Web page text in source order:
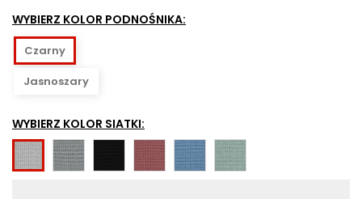
WYBIERZ KOLOR PODNOŚNIKA:
Czarny
Jasnoszary
WYBIERZ KOLOR SIATKI:
MT60122MT60123 MT60999MT64210MT66185MT67089